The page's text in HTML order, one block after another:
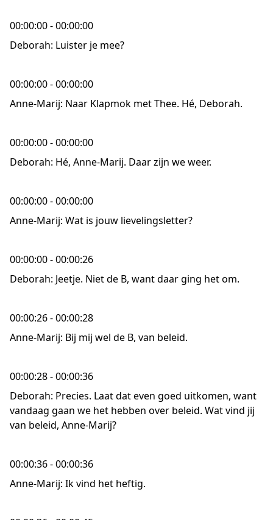
00:00:00 - 00:00:00
Deborah: Luister je mee?
00:00:00 - 00:00:00
Anne-Marij: Naar Klapmok met Thee. Hé, Deborah.
00:00:00 - 00:00:00
Deborah: Hé, Anne-Marij. Daar zijn we weer.
00:00:00 - 00:00:00
Anne-Marij: Wat is jouw lievelingsletter?
00:00:00 - 00:00:26
Deborah: Jeetje. Niet de B, want daar ging het om.
00:00:26 - 00:00:28
Anne-Marij: Bij mij wel de B, van beleid.
00:00:28 - 00:00:36
Deborah: Precies. Laat dat even goed uitkomen, want
vandaag gaan we het hebben over beleid. Wat vind jij
van beleid, Anne-Marij?
00:00:36 - 00:00:36
Anne-Marij: Ik vind het heftig.